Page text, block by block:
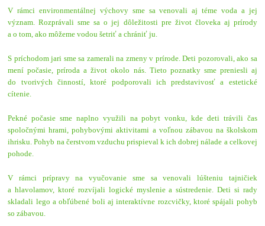
V rámci environmentálnej výchovy sme sa venovali aj téme voda a jej
význam. Rozprávali sme sa o jej dôležitosti pre život človeka aj prírody
a o tom, ako môžeme vodou šetriť a chrániť ju.
S príchodom jari sme sa zamerali na zmeny v prírode. Deti pozorovali, ako sa
mení počasie, príroda a život okolo nás. Tieto poznatky sme preniesli aj
do tvorivých činností, ktoré podporovali ich predstavivosť a estetické
cítenie.
Pekné počasie sme naplno využili na pobyt vonku, kde deti trávili čas
spoločnými hrami, pohybovými aktivitami a voľnou zábavou na školskom
ihrisku. Pohyb na čerstvom vzduchu prispieval k ich dobrej nálade a celkovej
pohode.
V rámci prípravy na vyučovanie sme sa venovali lúšteniu tajničiek
a hlavolamov, ktoré rozvíjali logické myslenie a sústredenie. Deti si rady
skladali lego a obľúbené boli aj interaktívne rozcvičky, ktoré spájali pohyb
so zábavou.